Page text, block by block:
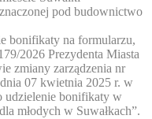
pod budownictwo
bonifikaty na formularzu,
2026 Prezydenta Miasta
zmiany zarządzenia nr
07 kwietnia 2025 r. w
udzielenie bonifikaty w
młodych w Suwałkach”.